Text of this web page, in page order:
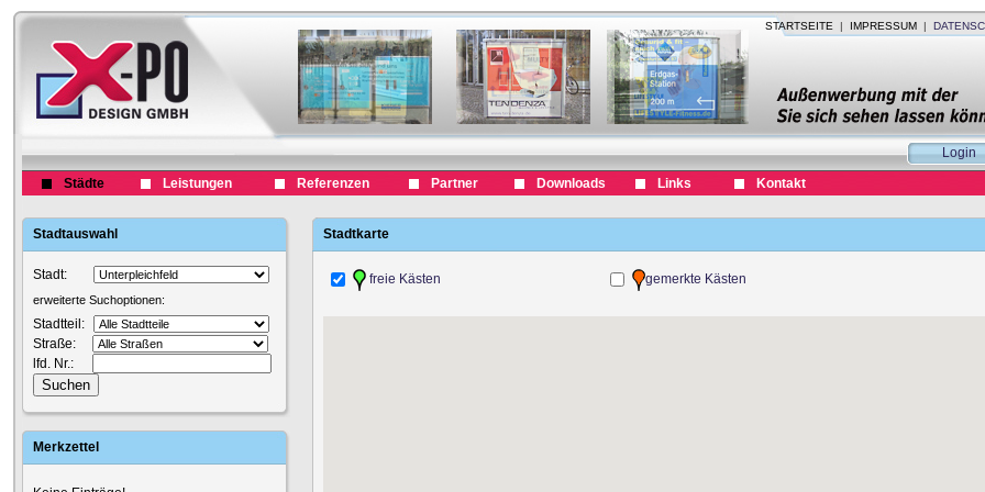
STARTSEITE | IMPRESSUM |
Login
Städte
Leistungen Referenzen Partner Downloads Links Kontakt
Stadtauswahl
Stadt:
erweiterte Suchoptionen:
Stadtteil:
Straße:
lfd. Nr.:
Merkzettel
Stadtkarte
freie Kästen gemerkte Kästen